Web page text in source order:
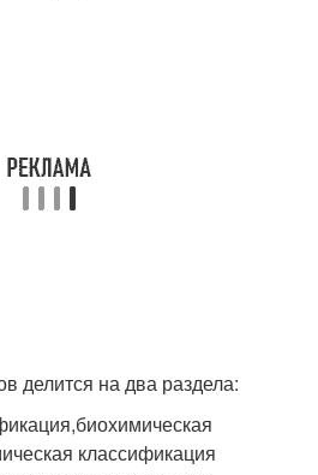
делится на два раздела:
классификация